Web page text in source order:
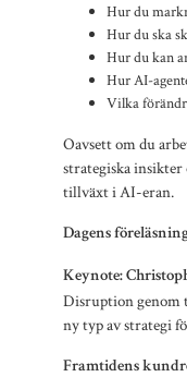
Hur du
Hur du ska
Hur du kan
Hur AI-
Vilka
Oavsett om du
strategiska
tillväxt i AI-eran.
Dagens
Keynote:
Disruption genom
ny typ av strategi
Framtidens